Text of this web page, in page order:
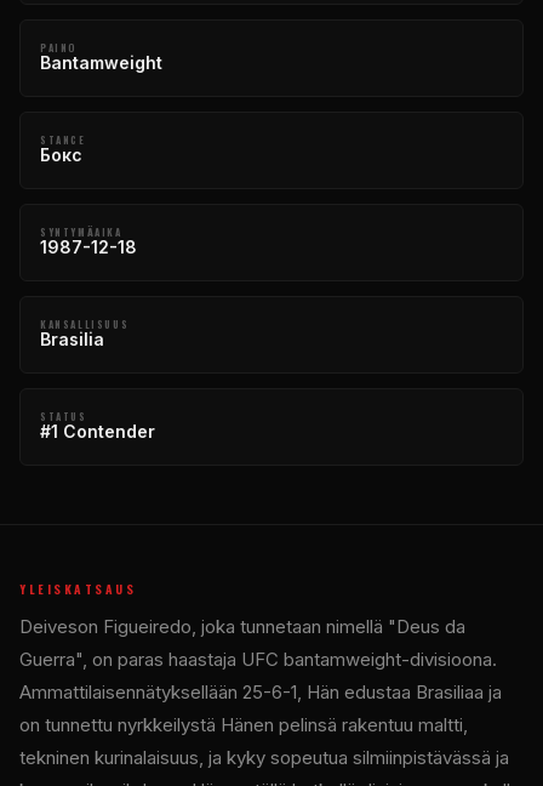
PAINO
Bantamweight
STANCE
Бокс
SYNTYMÄAIKA
1987-12-18
KANSALLISUUS
Brasilia
STATUS
#1 Contender
YLEISKATSAUS
Deiveson Figueiredo, joka tunnetaan nimellä "Deus da
Guerra", on paras haastaja UFC bantamweight-divisioona.
Ammattilaisennätyksellään 25-6-1, Hän edustaa Brasiliaa ja
on tunnettu nyrkkeilystä Hänen pelinsä rakentuu maltti,
tekninen kurinalaisuus, ja kyky sopeutua silmiinpistävässä ja